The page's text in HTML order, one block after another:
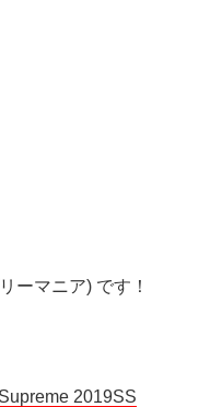
ーマニア) です！
2019SS